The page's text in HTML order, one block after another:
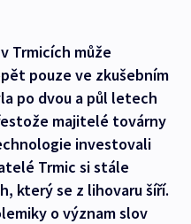
Trmicích může
pouze ve zkušebním
po dvou a půl letech
majitelé továrny
investovali
Trmic si stále
který se z lihovaru šíří.
o význam slov